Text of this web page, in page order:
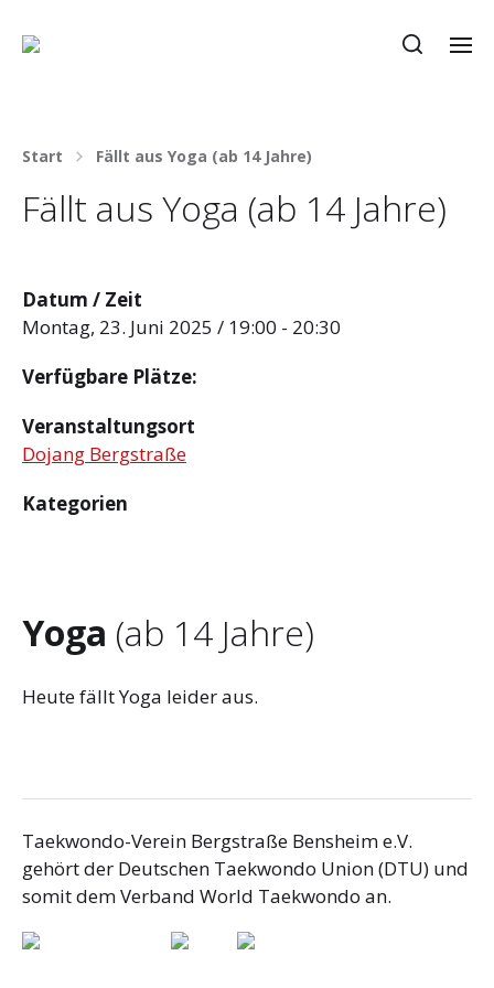
Start Fällt aus Yoga (ab 14 Jahre)
Fällt aus Yoga (ab 14 Jahre)
Datum / Zeit
Montag, 23. Juni 2025 / 19:00 - 20:30
Verfügbare Plätze:
Veranstaltungsort
Dojang Bergstraße
Kategorien
Yoga (ab 14 Jahre)
Heute fällt Yoga leider aus.
Taekwondo-Verein Bergstraße Bensheim e.V.
gehört der Deutschen Taekwondo Union (DTU) und
somit dem Verband World Taekwondo an.